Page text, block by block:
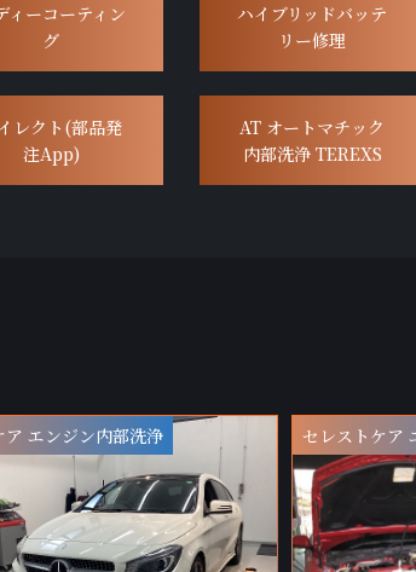
ィーコーティン
グ
ハイブリッドバッテ
リー修理
レクト(部品発
注App)
AT オートマチック
内部洗浄 TEREXS
ア エンジン内部洗浄 セレストケア